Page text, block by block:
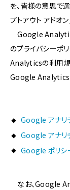
を、皆様の意思で
プトアウト アドオ
Google
のプライバシーポ
Analyticsの利用規
Google Analytics
Google アナリ
Google アナリ
Google ポリシ
なお、Google